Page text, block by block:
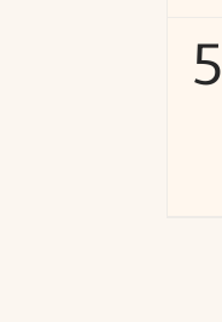
5